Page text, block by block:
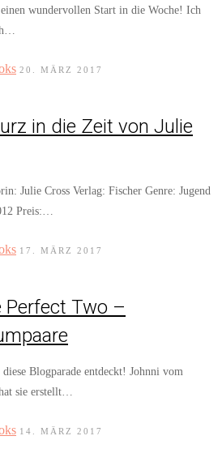
wundervollen Start in die Woche! Ich
20. MÄRZ 2017
in die Zeit von Julie
Julie Cross Verlag: Fischer Genre: Jugend
Preis:…
17. MÄRZ 2017
Perfect Two –
Blogparade entdeckt! Johnni vom
sie erstellt…
14. MÄRZ 2017